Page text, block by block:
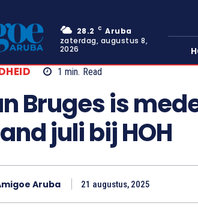
28.2 C Aruba
zaterdag, augustus 8,
2026
1 min. Read
Bruges is
juli bij HOH
Aruba 21 augustus, 2025